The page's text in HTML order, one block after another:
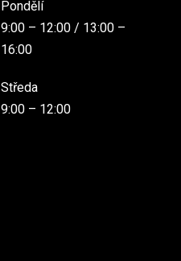
Pondělí
9:00 – 12:00 / 13:00 –
16:00
Středa
9:00 – 12:00